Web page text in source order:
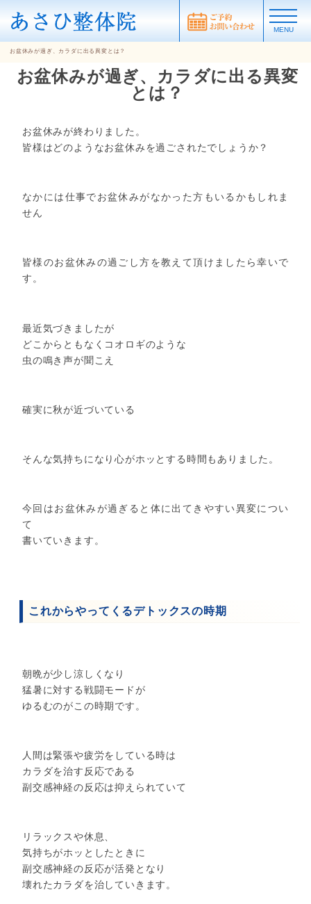
MENU
お盆休みが過ぎ、カラダに出る異変とは？
お盆休みが過ぎ、カラダに出る異変
とは？
お盆休みが終わりました。
皆様はどのようなお盆休みを過ごされたでしょうか？
なかには仕事でお盆休みがなかった方もいるかもしれま
せん
皆様のお盆休みの過ごし方を教えて頂けましたら幸いで
す。
最近気づきましたが
どこからともなくコオロギのような
虫の鳴き声が聞こえ
確実に秋が近づいている
そんな気持ちになり心がホッとする時間もありました。
今回はお盆休みが過ぎると体に出てきやすい異変につい
て
書いていきます。
これからやってくるデトックスの時期
朝晩が少し涼しくなり
猛暑に対する戦闘モードが
ゆるむのがこの時期です。
人間は緊張や疲労をしている時は
カラダを治す反応である
副交感神経の反応は抑えられていて
リラックスや休息、
気持ちがホッとしたときに
副交感神経の反応が活発となり
壊れたカラダを治していきます。